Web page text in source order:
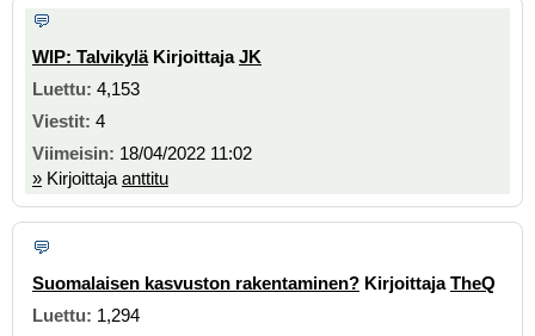
WIP: Talvikylä KirjoittajaJK
4,153
4
18/04/2022 11:02
» Kirjoittaja anttitu
Suomalaisen kasvuston rakentaminen? KirjoittajaTheQ
1,294